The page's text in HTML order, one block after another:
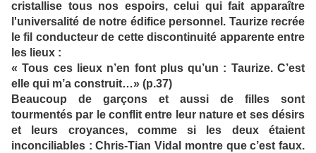
cristallise tous nos espoirs, celui qui fait apparaître
l'universalité de notre édifice personnel. Taurize recrée
le fil conducteur de cette discontinuité apparente entre
les lieux :
« Tous ces lieux n’en font plus qu’un : Taurize. C’est
elle qui m’a construit…» (p.37)
Beaucoup de garçons et aussi de filles sont
tourmentés par le conflit entre leur nature et ses désirs
et leurs croyances, comme si les deux étaient
inconciliables : Chris-Tian Vidal montre que c’est faux.